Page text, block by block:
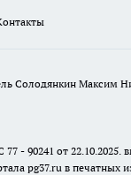
Солодянкин Максим
- 90241 от 22.10.2025.
pg37.ru в печатных